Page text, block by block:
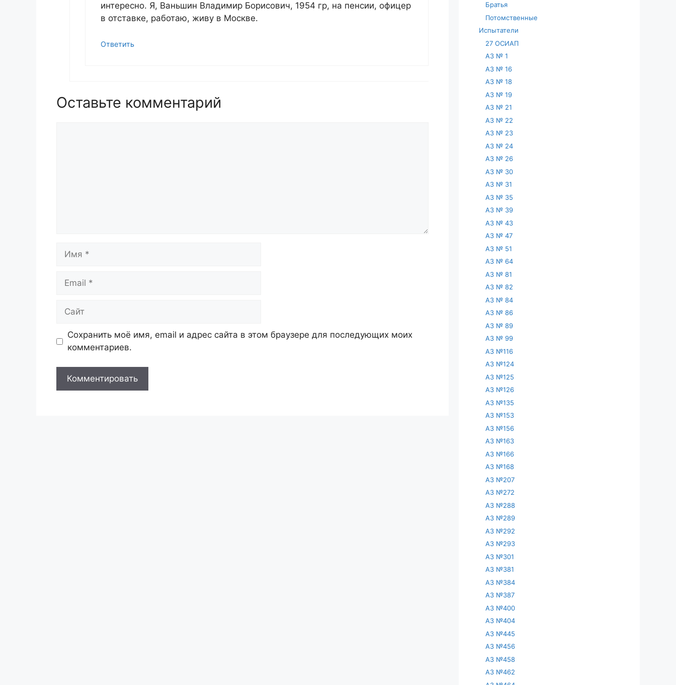
интересно. Я, Ваньшин Владимир Борисович, 1954 гр, на пенсии, офицер
в отставке, работаю, живу в Москве.
Ответить
Оставьте комментарий
Имя
Email
Сайт
Сохранить моё имя, email и адрес сайта в этом браузере для последующих моих
комментариев.
Братья
Потомственные
Испытатели
27 ОСИАП
АЗ № 1
АЗ № 16
АЗ № 18
АЗ № 19
АЗ № 21
АЗ № 22
АЗ № 23
АЗ № 24
АЗ № 26
АЗ № 30
АЗ № 31
АЗ № 35
АЗ № 39
АЗ № 43
АЗ № 47
АЗ № 51
АЗ № 64
АЗ № 81
АЗ № 82
АЗ № 84
АЗ № 86
АЗ № 89
АЗ № 99
АЗ №116
АЗ №124
АЗ №125
АЗ №126
АЗ №135
АЗ №153
АЗ №156
АЗ №163
АЗ №166
АЗ №168
АЗ №207
АЗ №272
АЗ №288
АЗ №289
АЗ №292
АЗ №293
АЗ №301
АЗ №381
АЗ №384
АЗ №387
АЗ №400
АЗ №404
АЗ №445
АЗ №456
АЗ №458
АЗ №462